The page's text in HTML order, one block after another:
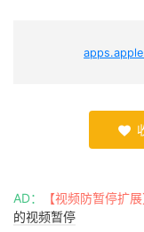

AD： 【视频防暂停扩展
的视频暂停